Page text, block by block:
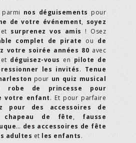
nos déguisements pour
de votre événement, soyez
et surprenez vos amis ! Osez
complet de pirate ou de
votre soirée années 80 avec
et déguisez-vous en pilote de
les invités. Tenue
pour un quiz musical
robe de princesse pour
votre enfant. Et pour parfaire
pour des accessoires de
chapeau de fête, fausse
… des accessoires de fête
adultes et les enfants.